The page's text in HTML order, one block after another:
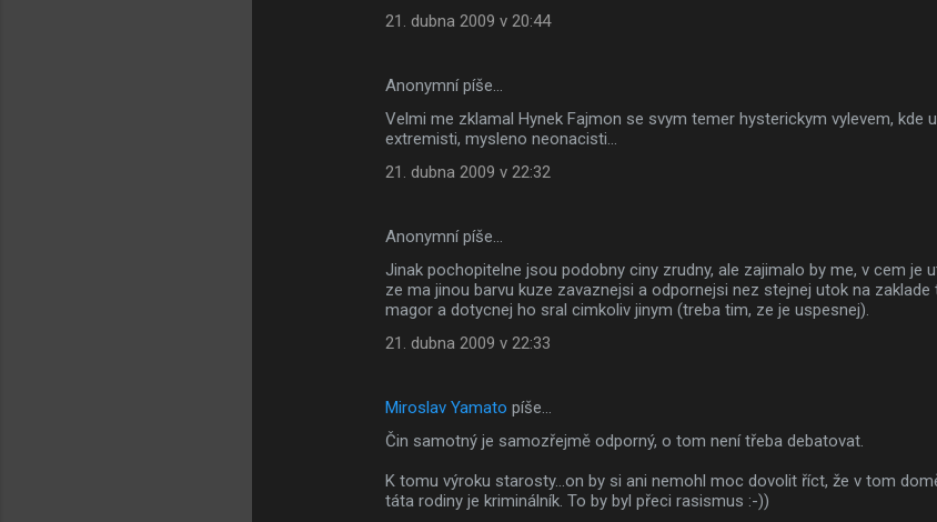
21. dubna 2009 v 20:44
Anonymní píše…
Velmi me zklamal Hynek Fajmon se svym temer hysterickym vylevem, kde
extremisti, mysleno neonacisti...
21. dubna 2009 v 22:32
Anonymní píše…
Jinak pochopitelne jsou podobny ciny zrudny, ale zajimalo by me, v cem je
ze ma jinou barvu kuze zavaznejsi a odpornejsi nez stejnej utok na
magor a dotycnej ho sral cimkoliv jinym (treba tim, ze je uspesnej).
21. dubna 2009 v 22:33
Miroslav Yamato píše…
Čin samotný je samozřejmě odporný, o tom není třeba debatovat.
K tomu výroku starosty...on by si ani nemohl moc dovolit říct, že v tom
táta rodiny je kriminálník. To by byl přeci rasismus :-))